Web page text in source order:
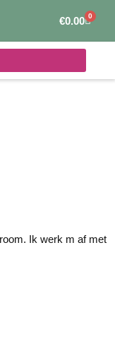
€0.00 0
Ik werk m af met